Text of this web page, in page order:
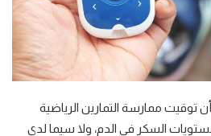
ممارسة التمارين الرياضية
السكر في الدم، ولا سيما لدى